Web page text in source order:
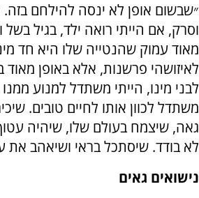
״שבשום אופן לא ינסה להילחם
וסרק, אם הייתי רואה ילד, בגיל בשל
מאוד עמוק שהנטייה שלו היא חד
לאיזושהי פרשנות, אלא באופן מאוד
לבני מינו, הייתי משתדל למנוע
משתדל לכוון אותו לחיים טובים.
גאה, שיצמח בעולם שלו, שיהיה
לא בודד. שיסתכל בראי ושיאהב את
נישואים גאים